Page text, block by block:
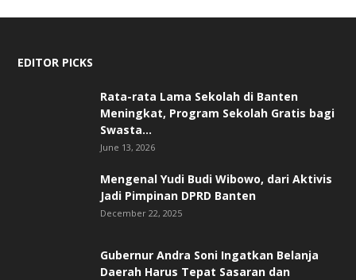
EDITOR PICKS
Rata-rata Lama Sekolah di Banten
Meningkat, ‎Program Sekolah Gratis bagi
Swasta...
June 13, 2026
Mengenal Yudi Budi Wibowo, dari Aktivis
Jadi Pimpinan DPRD Banten
December 22, 2025
Gubernur Andra Soni Ingatkan Belanja
Daerah Harus Tepat Sasaran dan